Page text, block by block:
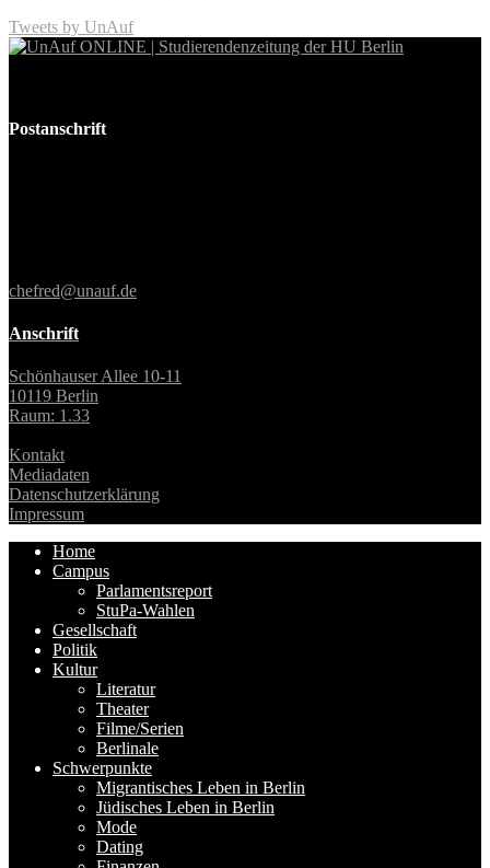
Tweets by UnAuf
Postanschrift
chefred@unauf.de
Anschrift
Schönhauser Allee 10-11
10119 Berlin
Raum: 1.33
Kontakt
Mediadaten
Datenschutzerklärung
Impressum
Home
Campus
Parlamentsreport
StuPa-Wahlen
Gesellschaft
Politik
Kultur
Literatur
Theater
Filme/Serien
Berlinale
Schwerpunkte
Migrantisches Leben in Berlin
Jüdisches Leben in Berlin
Mode
Dating